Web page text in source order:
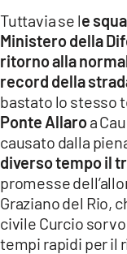
App
ANDROID
APPLE
Tuttavia se le
Ministero della
ritorno alla
record della
bastato lo stesso
Ponte Allaroa
causato dalla
diverso tempo il
promesse
Graziano del Rio,
civile Curcio
tempi rapidi per il